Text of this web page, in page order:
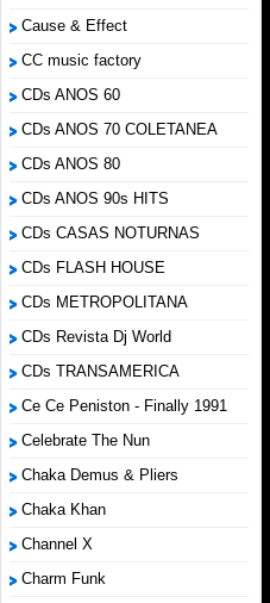
Cause & Effect
CC music factory
CDs ANOS 60
CDs ANOS 70 COLETANEA
CDs ANOS 80
CDs ANOS 90s HITS
CDs CASAS NOTURNAS
CDs FLASH HOUSE
CDs METROPOLITANA
CDs Revista Dj World
CDs TRANSAMERICA
Ce Ce Peniston - Finally 1991
Celebrate The Nun
Chaka Demus & Pliers
Chaka Khan
Channel X
Charm Funk